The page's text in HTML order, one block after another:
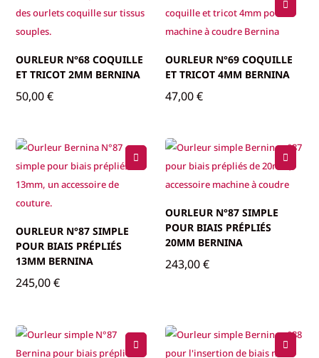
OURLEUR N°68 COQUILLE
ET TRICOT 2MM BERNINA
50,00€
OURLEUR N°69 COQUILLE
ET TRICOT 4MM BERNINA
47,00€
OURLEUR N°87 SIMPLE
POUR BIAIS PRÉPLIÉS
13MM BERNINA
245,00€
OURLEUR N°87 SIMPLE
POUR BIAIS PRÉPLIÉS
20MM BERNINA
243,00€